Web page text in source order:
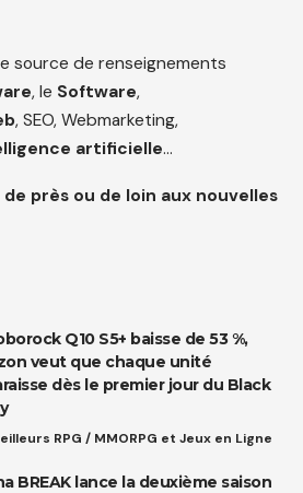
source de renseignements
, le Software,
, SEO, Webmarketing,
artificielle…
près ou de loin aux nouvelles
Q10 S5+ baisse de 53 %,
veut que chaque unité
dès le premier jour du Black
RPG / MMORPG et Jeux en Ligne
BREAK lance la deuxième saison